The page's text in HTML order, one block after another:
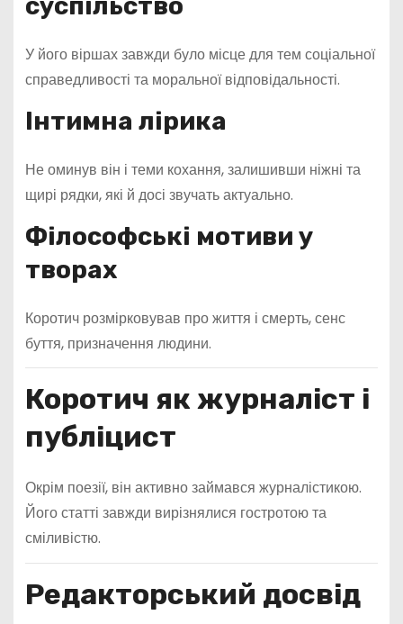
У його віршах завжди було місце для тем соціальної
справедливості та моральної відповідальності.
Інтимна лірика
Не оминув він і теми кохання, залишивши ніжні та
щирі рядки, які й досі звучать актуально.
Філософські мотиви у
творах
Коротич розмірковував про життя і смерть, сенс
буття, призначення людини.
Коротич як журналіст і
публіцист
Окрім поезії, він активно займався журналістикою.
Його статті завжди вирізнялися гостротою та
сміливістю.
Редакторський досвід